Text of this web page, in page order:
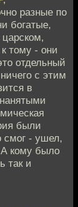
разные по
богатые,
тому - они
отдельный
с этим
в
были
смог - ушел,
А кому было
так и